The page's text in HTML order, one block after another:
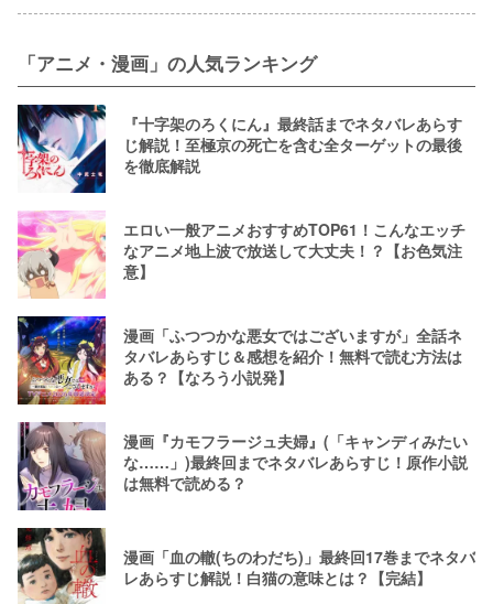
「アニメ・漫画」の人気ランキング
『十字架のろくにん』最終話までネタバレあらす
じ解説！至極京の死亡を含む全ターゲットの最後
を徹底解説
エロい一般アニメおすすめTOP61！こんなエッチ
なアニメ地上波で放送して大丈夫！？【お色気注
意】
漫画「ふつつかな悪女ではございますが」全話ネ
タバレあらすじ＆感想を紹介！無料で読む方法は
ある？【なろう小説発】
漫画『カモフラージュ夫婦』(「キャンディみたい
な……」)最終回までネタバレあらすじ！原作小説
は無料で読める？
漫画「血の轍(ちのわだち)」最終回17巻までネタバ
レあらすじ解説！白猫の意味とは？【完結】